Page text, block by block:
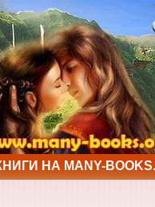
НА MANY-